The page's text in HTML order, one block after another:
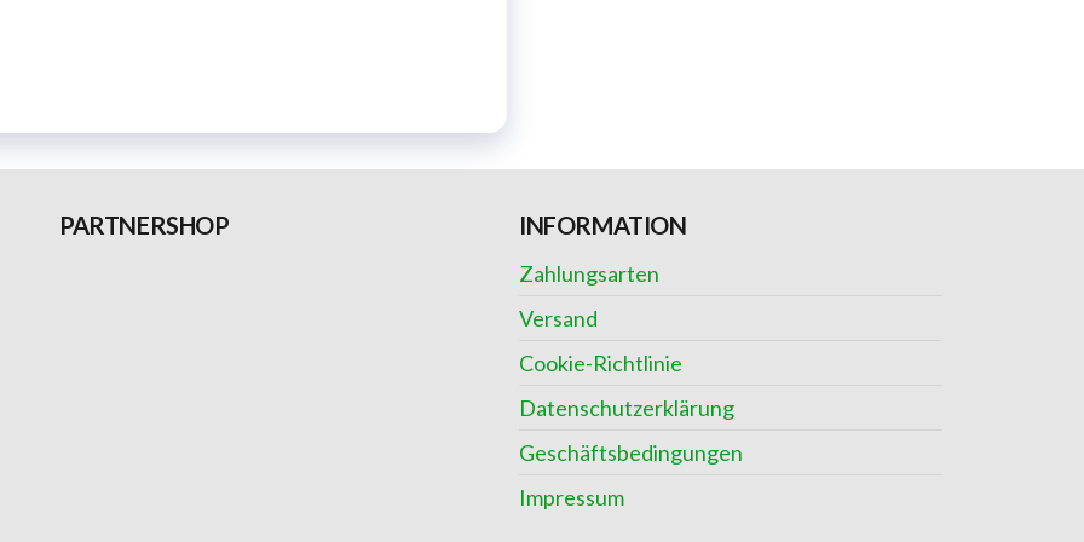
PARTNERSHOP INFORMATION
Zahlungsarten
Versand
Cookie-Richtlinie
Datenschutzerklärung
Geschäftsbedingungen
Impressum